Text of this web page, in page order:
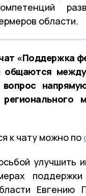
области.
«Поддержка
общаются
регионального
к чату можно по
улучшить
Евгению